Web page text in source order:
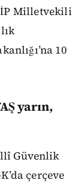
Milletvekili
10
yarın,
Güvenlik
çerçeve